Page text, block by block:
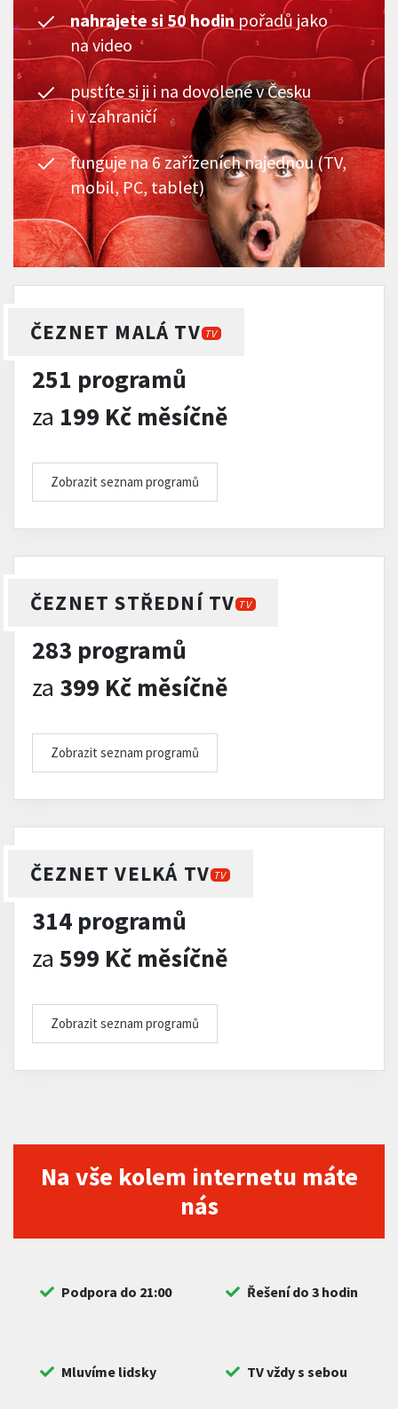
nahrajete si 50 hodin pořadů jako
na video
pustíte si ji i na dovolené v Česku
i v zahraničí
funguje na 6 zařízeních najednou (TV,
mobil, PC, tablet)
ČEZNET MALÁ TV TV
251 programů
za 199 Kč měsíčně
Zobrazit seznam programů
ČEZNET STŘEDNÍ TV TV
283 programů
za 399 Kč měsíčně
Zobrazit seznam programů
ČEZNET VELKÁ TV TV
314 programů
za 599 Kč měsíčně
Zobrazit seznam programů
Na vše kolem internetu máte
nás
Podpora do 21:00 Řešení do 3 hodin
Mluvíme lidsky TV vždy s sebou